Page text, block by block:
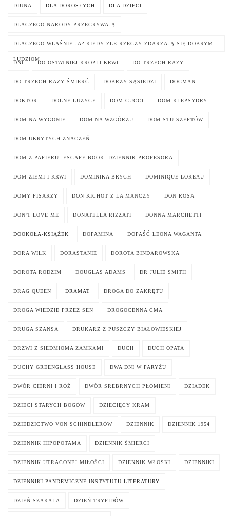
DIUNA DLA DOROSŁYCH DLA DZIECI
DLACZEGO NARODY PRZEGRYWAJĄ
DLACZEGO WŁAŚNIE JA? KIEDY ZŁE RZECZY ZDARZAJĄ SIĘ DOBRYM
LUDZIOM
DNI DO OSTATNIEJ KROPLI KRWI DO TRZECH RAZY
DO TRZECH RAZY ŚMIERĆ DOBRZY SĄSIEDZI DOGMAN
DOKTOR DOLNE ŁUŻYCE DOM GUCCI DOM KLEPSYDRY
DOM NA WYGONIE DOM NA WZGÓRZU DOM STU SZEPTÓW
DOM UKRYTYCH ZNACZEŃ
DOM Z PAPIERU. ESCAPE BOOK. DZIENNIK PROFESORA
DOM ZIEMI I KRWI DOMINIKA BRYCH DOMINIQUE LOREAU
DOMY PISARZY DON KICHOT Z LA MANCZY DON ROSA
DON'T LOVE ME DONATELLA RIZZATI DONNA MARCHETTI
DOOKOŁA-KSIĄŻEK DOPAMINA DOPAŚĆ LEONA WAGANTA
DORA WILK DORASTANIE DOROTA BINDAROWSKA
DOROTA RODZIM DOUGLAS ADAMS DR JULIE SMITH
DRAG QUEEN DRAMAT DROGA DO ZAKRĘTU
DROGA WIEDZIE PRZEZ SEN DROGOCENNA ĆMA
DRUGA SZANSA DRUKARZ Z PUSZCZY BIAŁOWIESKIEJ
DRZWI Z SIEDMIOMA ZAMKAMI DUCH DUCH OPATA
DUCHY GREENGLASS HOUSE DWA DNI W PARYŻU
DWÓR CIERNI I RÓŻ DWÓR SREBRNYCH PŁOMIENI DZIADEK
DZIECI STARYCH BOGÓW DZIECIĘCY KRAM
DZIEDZICTWO VON SCHINDLERÓW DZIENNIK DZIENNIK 1954
DZIENNIK HIPOPOTAMA DZIENNIK ŚMIERCI
DZIENNIK UTRACONEJ MIŁOŚCI DZIENNIK WŁOSKI DZIENNIKI
DZIENNIKI PANDEMICZNE INSTYTUTU LITERATURY
DZIEŃ SZAKALA DZIEŃ TRYFIDÓW